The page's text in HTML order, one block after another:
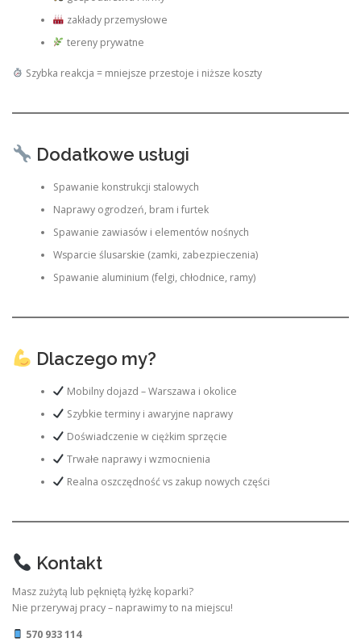
zakłady przemysłowe
tereny prywatne
Szybka reakcja = mniejsze przestoje i niższe koszty
Dodatkowe usługi
Spawanie konstrukcji stalowych
Naprawy ogrodzeń, bram i furtek
Spawanie zawiasów i elementów nośnych
Wsparcie ślusarskie (zamki, zabezpieczenia)
Spawanie aluminium (felgi, chłodnice, ramy)
Dlaczego my?
Mobilny dojazd – Warszawa i okolice
Szybkie terminy i awaryjne naprawy
Doświadczenie w ciężkim sprzęcie
Trwałe naprawy i wzmocnienia
Realna oszczędność vs zakup nowych części
Kontakt
Masz zużytą lub pękniętą łyżkę koparki?
Nie przerywaj pracy – naprawimy to na miejscu!
570 933 114